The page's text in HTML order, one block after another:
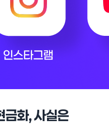
금화, 사실은